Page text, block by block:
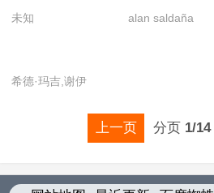
未知 alan saldaña
希德·玛吉,谢伊
上一页 分页 1/14